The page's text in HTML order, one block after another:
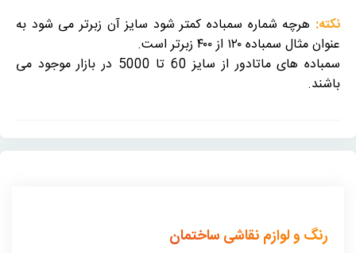
نکته: هرچه شماره سمباده کمتر شود سایز آن زبرتر می شود به
عنوان مثال سمباده ۱۲۰ از ۴۰۰ زبرتر است.
سمباده های ماتادور از سایز 60 تا 5000 در بازار موجود می
باشند.
رنگ و لوازم نقاشی ساختمان